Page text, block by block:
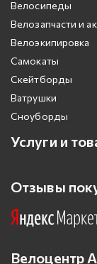
Велосипеды
Велозапчасти и
Велоэкипировка
Самокаты
Скейтборды
Ватрушки
Сноуборды
Услуги и
Отзывы
Велоцентр